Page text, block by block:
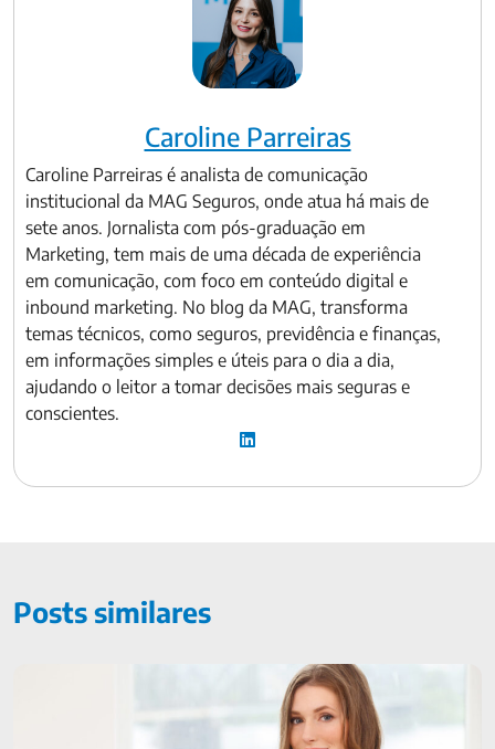
Caroline Parreiras
Caroline Parreiras é analista de comunicação
institucional da MAG Seguros, onde atua há mais de
sete anos. Jornalista com pós-graduação em
Marketing, tem mais de uma década de experiência
em comunicação, com foco em conteúdo digital e
inbound marketing. No blog da MAG, transforma
temas técnicos, como seguros, previdência e finanças,
em informações simples e úteis para o dia a dia,
ajudando o leitor a tomar decisões mais seguras e
conscientes.
Posts similares
Os melhores investimentos para jovens e dicas para